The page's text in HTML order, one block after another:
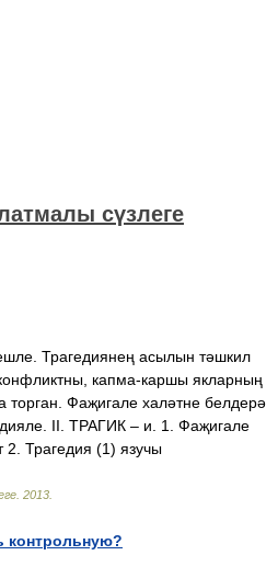
сүзлеге
Трагедиянең асылын тәшкил
капма-каршы якларның
торган. Фаҗигале халәтне белдерә
II. ТРАГИК – и. 1. Фаҗигале
2. Трагедия (1) язучы
2013
контрольную?